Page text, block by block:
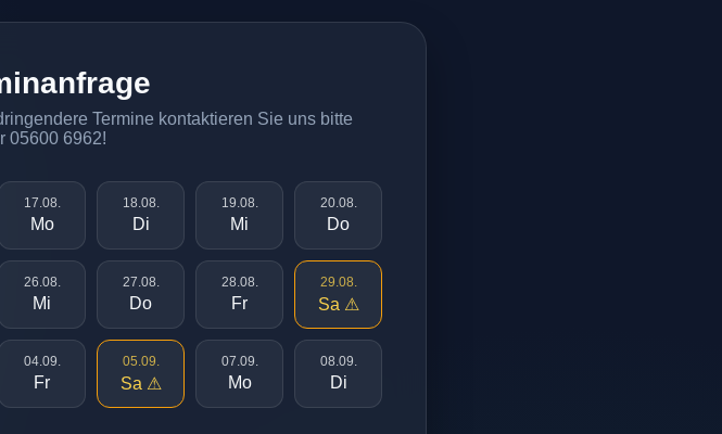
Termine kontaktieren Sie uns bitte
05600 6962!
17.08.
Mo
18.08.
Di
19.08.
Mi
20.08.
Do
26.08.
Mi
27.08.
Do
28.08.
Fr
29.08.
Sa ⚠
04.09.
Fr
05.09.
Sa ⚠
07.09.
Mo
08.09.
Di